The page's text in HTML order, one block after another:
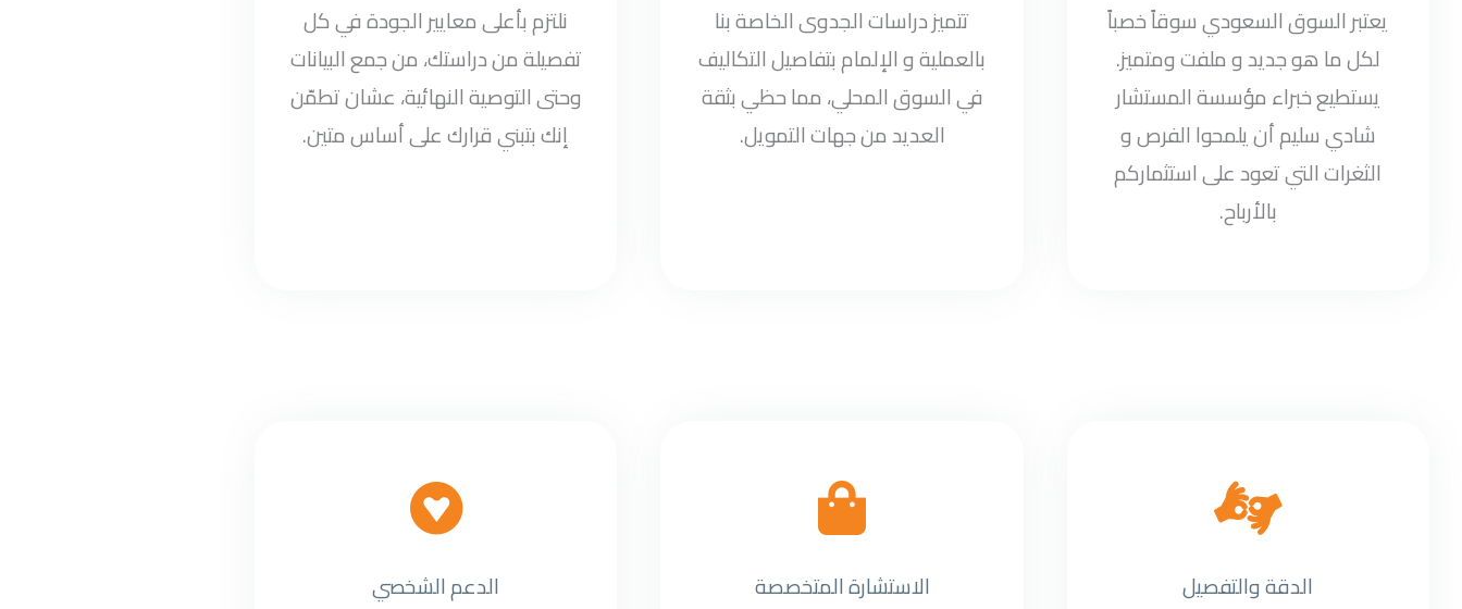
يعتبر السوق السعودي سوقاً خصباً
لكل ما هو جديد و ملفت ومتميز.
يستطيع خبراء مؤسسة المستشار
شادي سليم أن يلمحوا الفرص و
الثغرات التي تعود على استثماركم
بالأرباح.
تتميز دراسات الجدوى الخاصة بنا
بالعملية و الإلمام بتفاصيل التكاليف
في السوق المحلي، مما حظي بثقة
العديد من جهات التمويل.
نلتزم بأعلى معايير الجودة في كل
تفصيلة من دراستك، من جمع البيانات
وحتى التوصية النهائية، عشان تطمّن
إنك بتبني قرارك على أساس متين.
الدقة والتفصيل
الاستشارة المتخصصة
الدعم الشخصي